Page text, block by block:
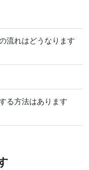
流れはどうなります
る方法はあります